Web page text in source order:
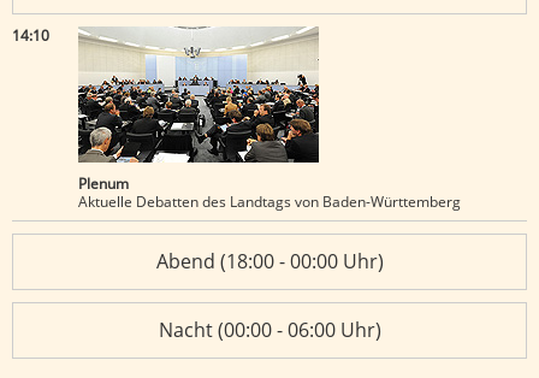
14:10
Plenum
Aktuelle Debatten des Landtags von Baden-Württemberg
Abend (18:00 - 00:00 Uhr)
Nacht (00:00 - 06:00 Uhr)